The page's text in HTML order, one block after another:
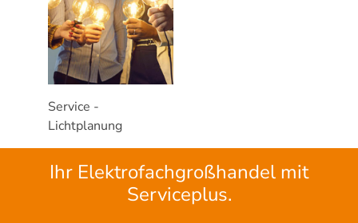
Service -
Lichtplanung
Ihr Elektrofachgroßhandel mit
Serviceplus.